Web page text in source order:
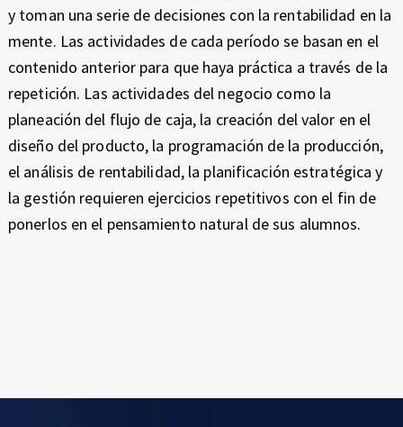
y toman una serie de decisiones con la rentabilidad en la
mente. Las actividades de cada período se basan en el
contenido anterior para que haya práctica a través de la
repetición. Las actividades del negocio como la
planeación del flujo de caja, la creación del valor en el
diseño del producto, la programación de la producción,
el análisis de rentabilidad, la planificación estratégica y
la gestión requieren ejercicios repetitivos con el fin de
ponerlos en el pensamiento natural de sus alumnos.
Skip back to main navigation